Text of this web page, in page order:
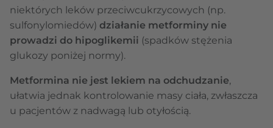
niektórych leków przeciwcukrzycowych (np.
sulfonylomiedów) działanie metforminy nie
prowadzi do hipoglikemii (spadków stężenia
glukozy poniżej normy).
Metformina nie jest lekiem na odchudzanie,
ułatwia jednak kontrolowanie masy ciała, zwłaszcza
u pacjentów z nadwagą lub otyłością.